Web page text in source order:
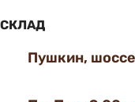
СКЛАД
Пушкин,